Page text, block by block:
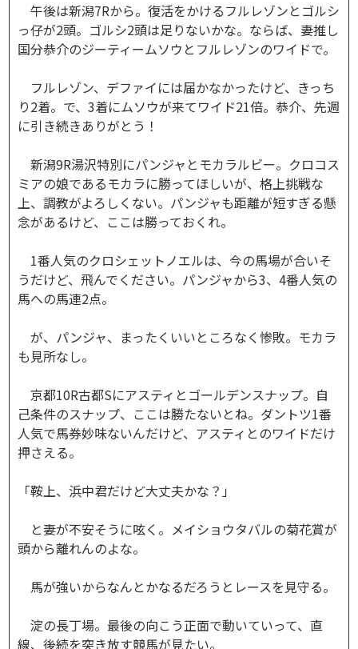
午後は新潟7Rから。復活をかけるフルレゾンとゴルシ
っ仔が2頭。ゴルシ2頭は足りないかな。ならば、妻推し
国分恭介のジーティームソウとフルレゾンのワイドで。
フルレゾン、デファイには届かなかったけど、きっち
り2着。で、3着にムソウが来てワイド21倍。恭介、先週
に引き続きありがとう！
新潟9R湯沢特別にパンジャとモカラルビー。クロコス
ミアの娘であるモカラに勝ってほしいが、格上挑戦な
上、調教がよろしくない。パンジャも距離が短すぎる懸
念があるけど、ここは勝っておくれ。
1番人気のクロシェットノエルは、今の馬場が合いそ
うだけど、飛んでください。パンジャから3、4番人気の
馬への馬連2点。
が、パンジャ、まったくいいところなく惨敗。モカラ
も見所なし。
京都10R古都Sにアスティとゴールデンスナップ。自
己条件のスナップ、ここは勝たないとね。ダントツ1番
人気で馬券妙味ないんだけど、アスティとのワイドだけ
押さえる。
「鞍上、浜中君だけど大丈夫かな？」
と妻が不安そうに呟く。メイショウタバルの菊花賞が
頭から離れんのよな。
馬が強いからなんとかなるだろうとレースを見守る。
淀の長丁場。最後の向こう正面で動いていって、直
線、後続を突き放す競馬が見たい。